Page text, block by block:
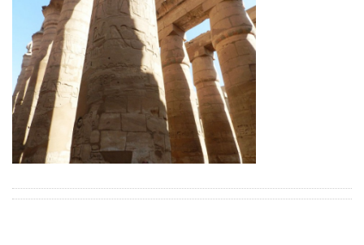
SEYCHELLES
AMÉRIQUE
MEXIQUE
EUROPE
ESPAGNE
FRANCE
GRÈCE
HONGRIE